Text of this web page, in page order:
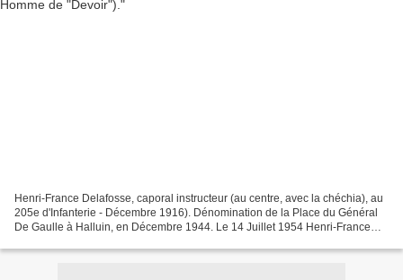
Henri-France Delafosse, caporal instructeur (au centre, avec la chéchia), au
205e d'Infanterie - Décembre 1916). Dénomination de la Place du Général
De Gaulle à Halluin, en Décembre 1944. Le 14 Juillet 1954 Henri-France